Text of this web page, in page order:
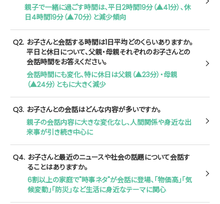
親子で一緒に過ごす時間は、平日2時間19分（▲41分）、休
日4時間19分（▲70分）と減少傾向
Q2. お子さんと会話する時間は1日平均どのくらいありますか。
平日と休日について、父親・母親それぞれのお子さんとの
会話時間をお答えください。
会話時間にも変化、特に休日は父親（▲23分）・母親
（▲24分）ともに大きく減少
Q3. お子さんとの会話はどんな内容が多いですか。
親子の会話内容に大きな変化なし、人間関係や身近な出
来事が引き続き中心に
Q4. お子さんと最近のニュースや社会の話題について会話す
ることはありますか。
6割以上の家庭で"時事ネタ"が会話に登場、「物価高」「気
候変動」「防災」など生活に身近なテーマに関心